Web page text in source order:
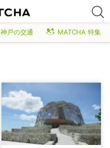
神戸の交通 MATCHA 特集